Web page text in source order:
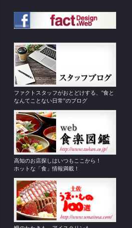
ファクトスタッフがおとどけする、"食と
なんてことない日常”のブログ
高知のお店探しはいつもここから！
ホットな「食」情報満載！